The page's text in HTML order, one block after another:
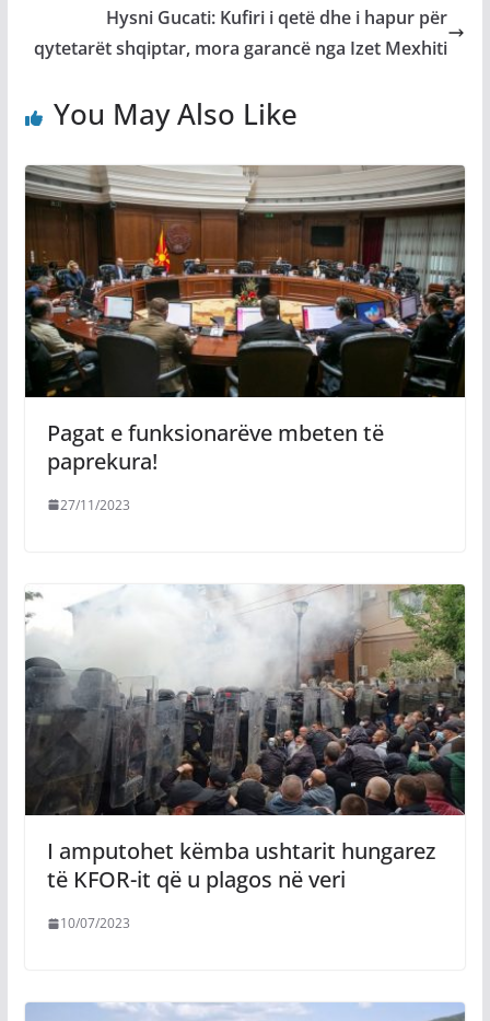
Hysni Gucati: Kufiri i qetë dhe i hapur për
qytetarët shqiptar, mora garancë nga Izet Mexhiti
You May Also Like
Pagat e funksionarëve mbeten të
paprekura!
27/11/2023
I amputohet këmba ushtarit hungarez
të KFOR-it që u plagos në veri
10/07/2023